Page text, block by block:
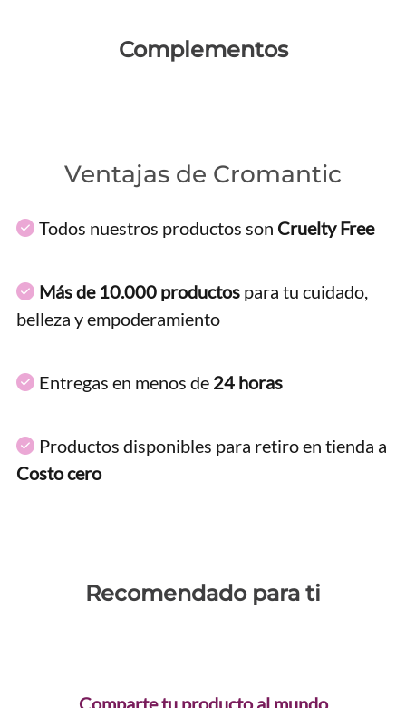
Complementos
Ventajas de Cromantic
Todos nuestros productos son Cruelty Free
Más de 10.000 productos para tu cuidado,
belleza y empoderamiento
Entregas en menos de 24 horas
Productos disponibles para retiro en tienda a
Costo cero
Recomendado para ti
Comparte